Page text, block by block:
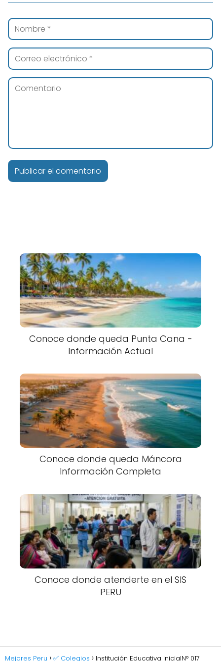
Conoce donde queda Punta Cana -
Información Actual
Conoce donde queda Máncora
Información Completa
Conoce donde atenderte en el SIS
PERU
Mejores Peru ✅ Colegios Institución Educativa InicialN° 017